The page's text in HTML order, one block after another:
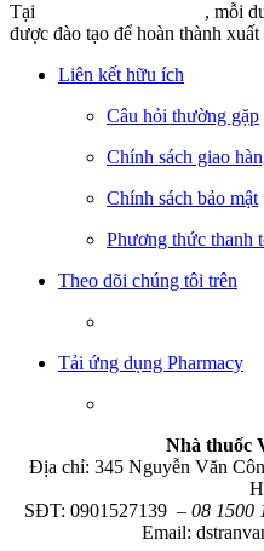
Tại
, mỗi
được đào tạo để hoàn thành
Liên kết hữu ích
Câu hỏi thường gặp
Chính sách giao
Chính sách bảo mật
Phương thức thanh
Theo dõi chúng tôi trên
Tải ứng dụng Pharmacy
Nhà thuốc
Địa chỉ: 345 Nguyễn Văn
SĐT: 0901527139 – 08 1500
Email: